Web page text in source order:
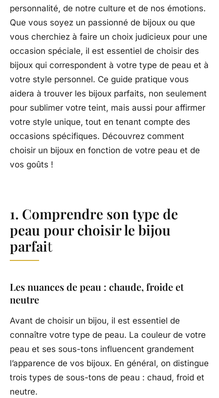
personnalité, de notre culture et de nos émotions.
Que vous soyez un passionné de bijoux ou que
vous cherchiez à faire un choix judicieux pour une
occasion spéciale, il est essentiel de choisir des
bijoux qui correspondent à votre type de peau et à
votre style personnel. Ce guide pratique vous
aidera à trouver les bijoux parfaits, non seulement
pour sublimer votre teint, mais aussi pour affirmer
votre style unique, tout en tenant compte des
occasions spécifiques. Découvrez comment
choisir un bijoux en fonction de votre peau et de
vos goûts !
1. Comprendre son type de
peau pour choisir le bijou
parfait
Les nuances de peau : chaude, froide et
neutre
Avant de choisir un bijou, il est essentiel de
connaître votre type de peau. La couleur de votre
peau et ses sous-tons influencent grandement
l’apparence de vos bijoux. En général, on distingue
trois types de sous-tons de peau : chaud, froid et
neutre.